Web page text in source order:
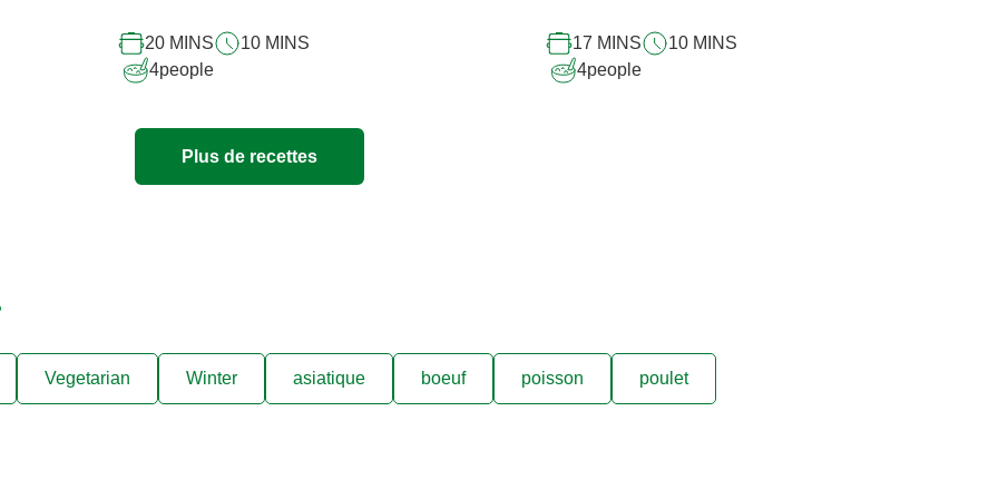
20 MINS
10 MINS
4people
17 MINS
10 MINS
4people
Plus de recettes
Vegetarian Winter asiatique boeuf poisson poulet